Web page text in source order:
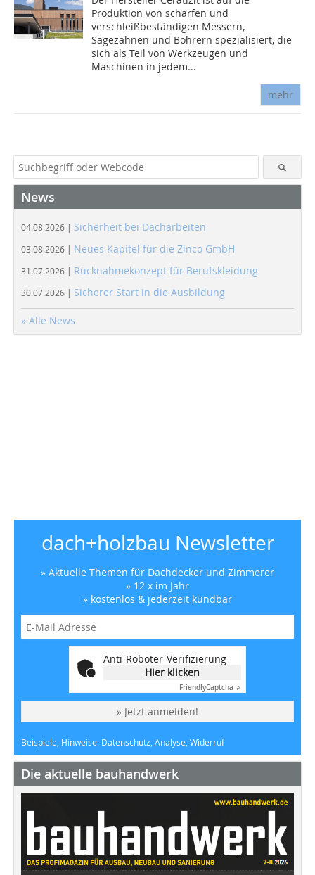
Produktion von scharfen und
verschleißbeständigen Messern,
Sägezähnen und Bohrern spezialisiert, die
sich als Teil von Werkzeugen und
Maschinen in jedem...
mehr
News
04.08.2026 | Sicherheit bei Dacharbeiten
03.08.2026 | Neues Kapitel für die Zinco GmbH
31.07.2026 | Rücknahmekonzept für Berufskleidung
30.07.2026 | Sicherer Start in die Ausbildung
» Alle News
dach+holzbau Newsletter
» Aktuelle Themen für Dachdecker und Zimmerer
» 12 x im Jahr
» kostenlos & jederzeit kündbar
Anti-Roboter-Verifizierung
Hier klicken
FriendlyCaptcha ⇗
» Jetzt anmelden!
Beispiele, Hinweise: Datenschutz, Analyse, Widerruf
Die aktuelle bauhandwerk